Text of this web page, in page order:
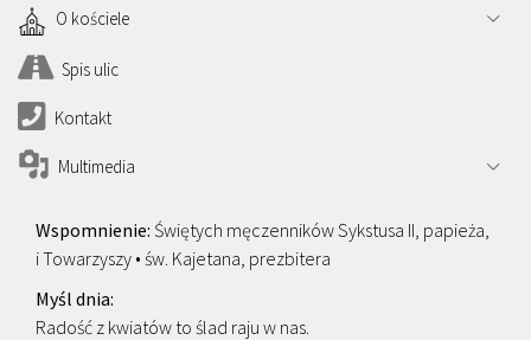
O kościele
Spis ulic
Kontakt
Multimedia
Świętych męczenników Sykstusa II, papieża,
i Towarzyszy • św. Kajetana, prezbitera
Radość z kwiatów to ślad raju w nas.